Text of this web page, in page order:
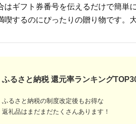
はギフト券番号を伝えるだけで簡単
喫するのにぴったりの贈り物です。
ふるさと納税 還元率ランキング
ふるさと納税の制度改定後もお得な
返礼品はまだまだたくさんあります！